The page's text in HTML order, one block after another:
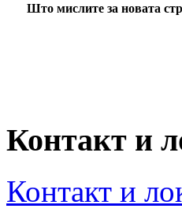
Што мислите за новата
Контакт и
Контакт и